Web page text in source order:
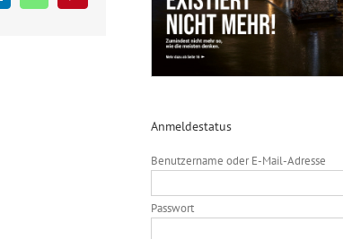
Anmeldestatus
Benutzername oder E-Mail-Adresse
Passwort